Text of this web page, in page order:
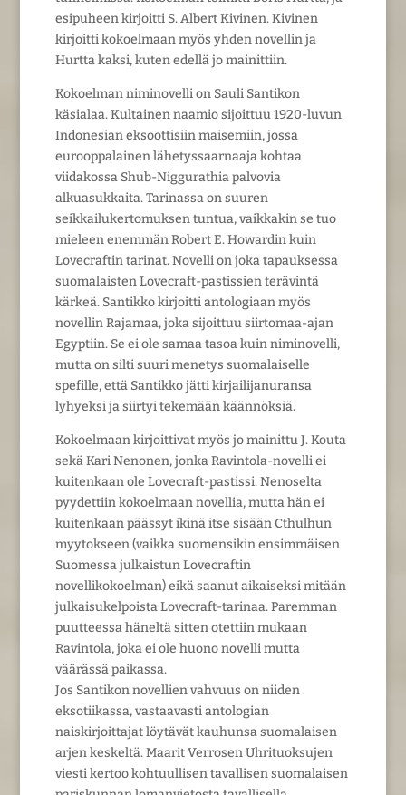
esipuheen kirjoitti S. Albert Kivinen. Kivinen
kirjoitti kokoelmaan myös yhden novellin ja
Hurtta kaksi, kuten edellä jo mainittiin.
Kokoelman niminovelli on Sauli Santikon
käsialaa. Kultainen naamio sijoittuu 1920-luvun
Indonesian eksoottisiin maisemiin, jossa
eurooppalainen lähetyssaarnaaja kohtaa
viidakossa Shub-Niggurathia palvovia
alkuasukkaita. Tarinassa on suuren
seikkailukertomuksen tuntua, vaikkakin se tuo
mieleen enemmän Robert E. Howardin kuin
Lovecraftin tarinat. Novelli on joka tapauksessa
suomalaisten Lovecraft-pastissien terävintä
kärkeä. Santikko kirjoitti antologiaan myös
novellin Rajamaa, joka sijoittuu siirtomaa-ajan
Egyptiin. Se ei ole samaa tasoa kuin niminovelli,
mutta on silti suuri menetys suomalaiselle
spefille, että Santikko jätti kirjailijanuransa
lyhyeksi ja siirtyi tekemään käännöksiä.
Kokoelmaan kirjoittivat myös jo mainittu J. Kouta
sekä Kari Nenonen, jonka Ravintola-novelli ei
kuitenkaan ole Lovecraft-pastissi. Nenoselta
pyydettiin kokoelmaan novellia, mutta hän ei
kuitenkaan päässyt ikinä itse sisään Cthulhun
myytokseen (vaikka suomensikin ensimmäisen
Suomessa julkaistun Lovecraftin
novellikokoelman) eikä saanut aikaiseksi mitään
julkaisukelpoista Lovecraft-tarinaa. Paremman
puutteessa häneltä sitten otettiin mukaan
Ravintola, joka ei ole huono novelli mutta
väärässä paikassa.
Jos Santikon novellien vahvuus on niiden
eksotiikassa, vastaavasti antologian
naiskirjoittajat löytävät kauhunsa suomalaisen
arjen keskeltä. Maarit Verrosen Uhrituoksujen
viesti kertoo kohtuullisen tavallisen suomalaisen